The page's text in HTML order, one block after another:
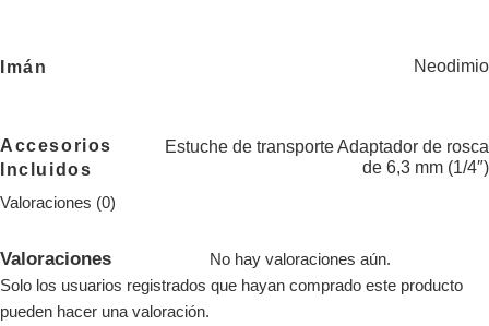
Imán Neodimio
Accesorios
Incluidos
Estuche de transporte Adaptador de rosca
de 6,3 mm (1/4″)
Valoraciones (0)
Valoraciones
No hay valoraciones aún.
Solo los usuarios registrados que hayan comprado este producto
pueden hacer una valoración.